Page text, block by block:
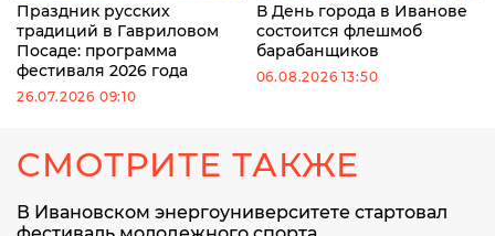
Праздник русских
традиций в Гавриловом
Посаде: программа
фестиваля 2026 года
26.07.2026 09:10
В День города в Иванове
состоится флешмоб
барабанщиков
06.08.2026 13:50
СМОТРИТЕ ТАКЖЕ
В Ивановском энергоуниверситете стартовал